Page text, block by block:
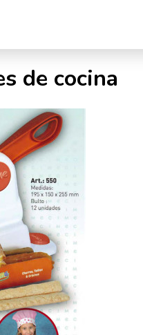
de cocina